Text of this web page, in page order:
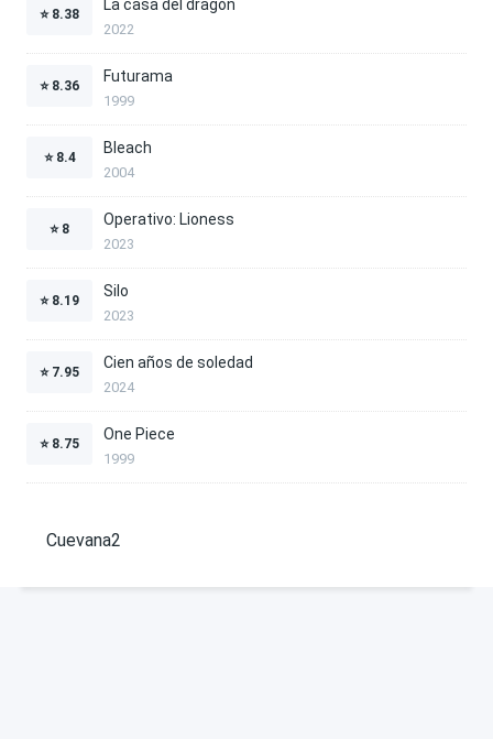
⭐ 8.38
La casa del dragón
2022
⭐ 8.36
Futurama
1999
⭐ 8.4
Bleach
2004
⭐ 8
Operativo: Lioness
2023
⭐ 8.19
Silo
2023
⭐ 7.95
Cien años de soledad
2024
⭐ 8.75
One Piece
1999
Cuevana2